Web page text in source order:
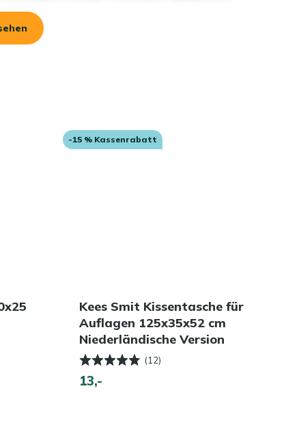
-15 % Kassenrabatt
Kees Smit Kissentasche für
Auflagen 125x35x52 cm
Niederländische Version
(12)
13,-